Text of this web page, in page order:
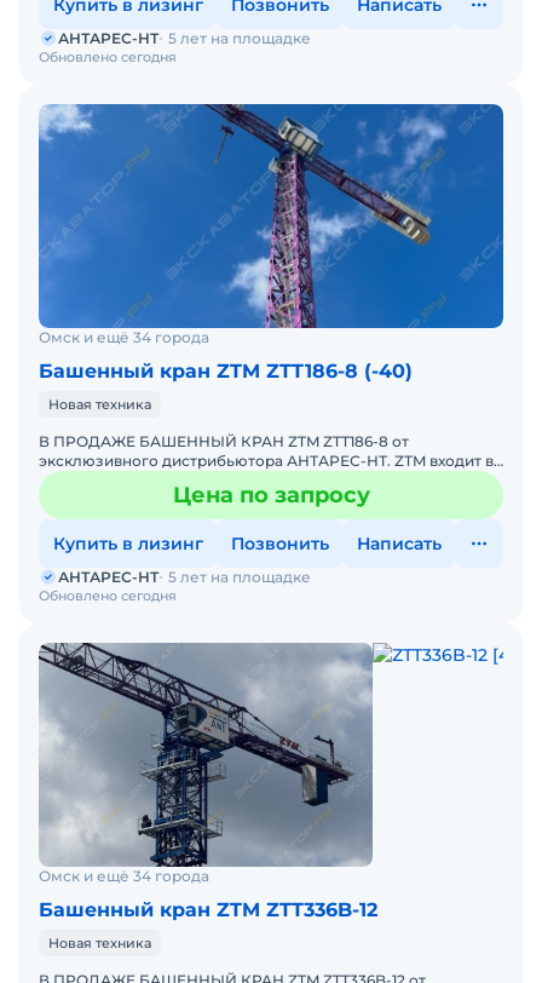
Купить в лизинг Позвонить Написать
Обновлено сегодня
АНТАРЕС-НТ 5 лет на площадке
Омск и ещё 34 города
Башенный кран ZTM ZTT186-8 (-40)
Новая техника
В ПРОДАЖЕ БАШЕННЫЙ КРАН ZTM ZTT186-8 от
эксклюзивного дистрибьютора АНТАРЕС-НТ. ZTM входит в
ТОП-10 мировых производителей башенных кранов.
Комплектация крана ZЦена по запросу
Купить в лизинг Позвонить Написать
Обновлено сегодня
АНТАРЕС-НТ 5 лет на площадке
Омск и ещё 34 города
Башенный кран ZTM ZTT336B-12
Новая техника